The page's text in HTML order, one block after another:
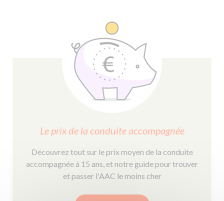
Le prix de la conduite accompagnée
Découvrez tout sur le prix moyen de la conduite
accompagnée à 15 ans, et notre guide pour trouver
et passer l'AAC le moins cher